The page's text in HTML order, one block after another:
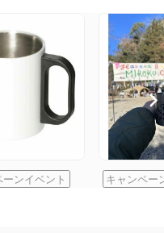
ンイベント キャンペー